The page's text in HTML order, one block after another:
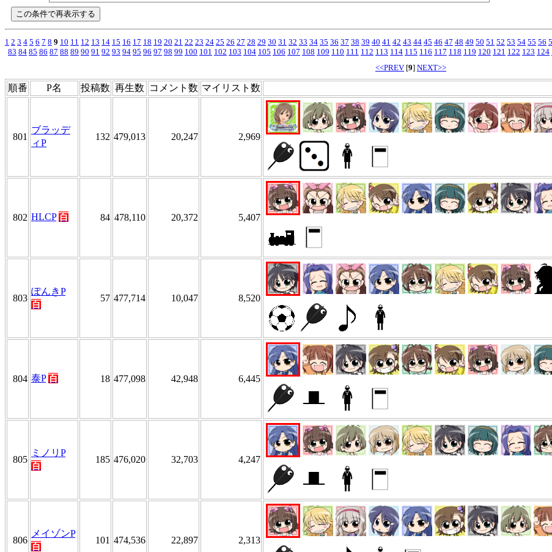
1 2 3 4 5 6 7 8 9 10 11 12 13 14 15 16 17 18 19 20 21 22 23 24 25 26 27 28 29 30 31 32 33 34 35 36 37 38 39 40 41 42 43 44 45 46 47 48 49 50 51 52 53 54 55 56
83 84 85 86 87 88 89 90 91 92 93 94 95 96 97 98 99 100 101 102 103 104 105 106 107 108 109 110 111 112 113 114 115 116 117 118 119 120 121 122 123 124
<<PREV [9] NEXT>>
順番 P名 投稿数 再生数 コメント数 マイリスト数
801
ブラッデ
ィP
132 479,013 20,247 2,969
802 HLCP 百 84 478,110 20,372 5,407
803
ぽんきP
百
57 477,714 10,047 8,520
804 泰P 百 18 477,098 42,948 6,445
805
ミノリP
百
185 476,020 32,703 4,247
806
メイゾンP
百
101 474,536 22,897 2,313